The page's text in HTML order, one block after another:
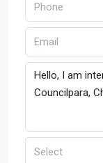
Select